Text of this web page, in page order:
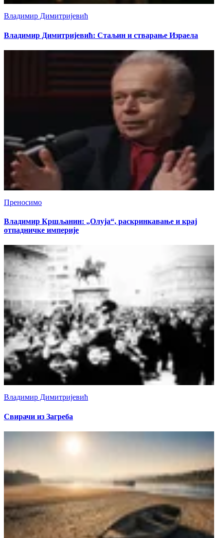
Владимир Димитријевић
Владимир Димитријевић: Стаљин и стварање Израела
Преносимо
Владимир Кршљанин: „Олуја“, раскринкавање и крај
отпадничке империје
Владимир Димитријевић
Свирачи из Загреба